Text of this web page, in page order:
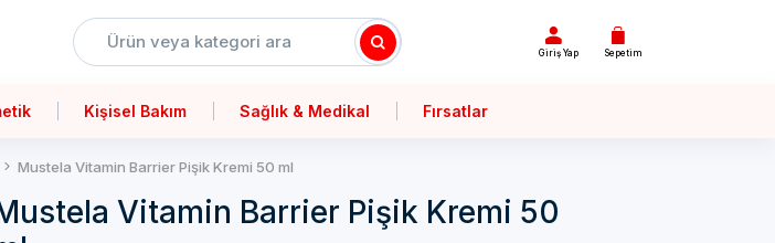
Giriş Yap Sepetim
Kişisel Bakım Sağlık & Medikal Fırsatlar
Mustela Vitamin Barrier Pişik Kremi 50 ml
Vitamin Barrier Pişik Kremi 50